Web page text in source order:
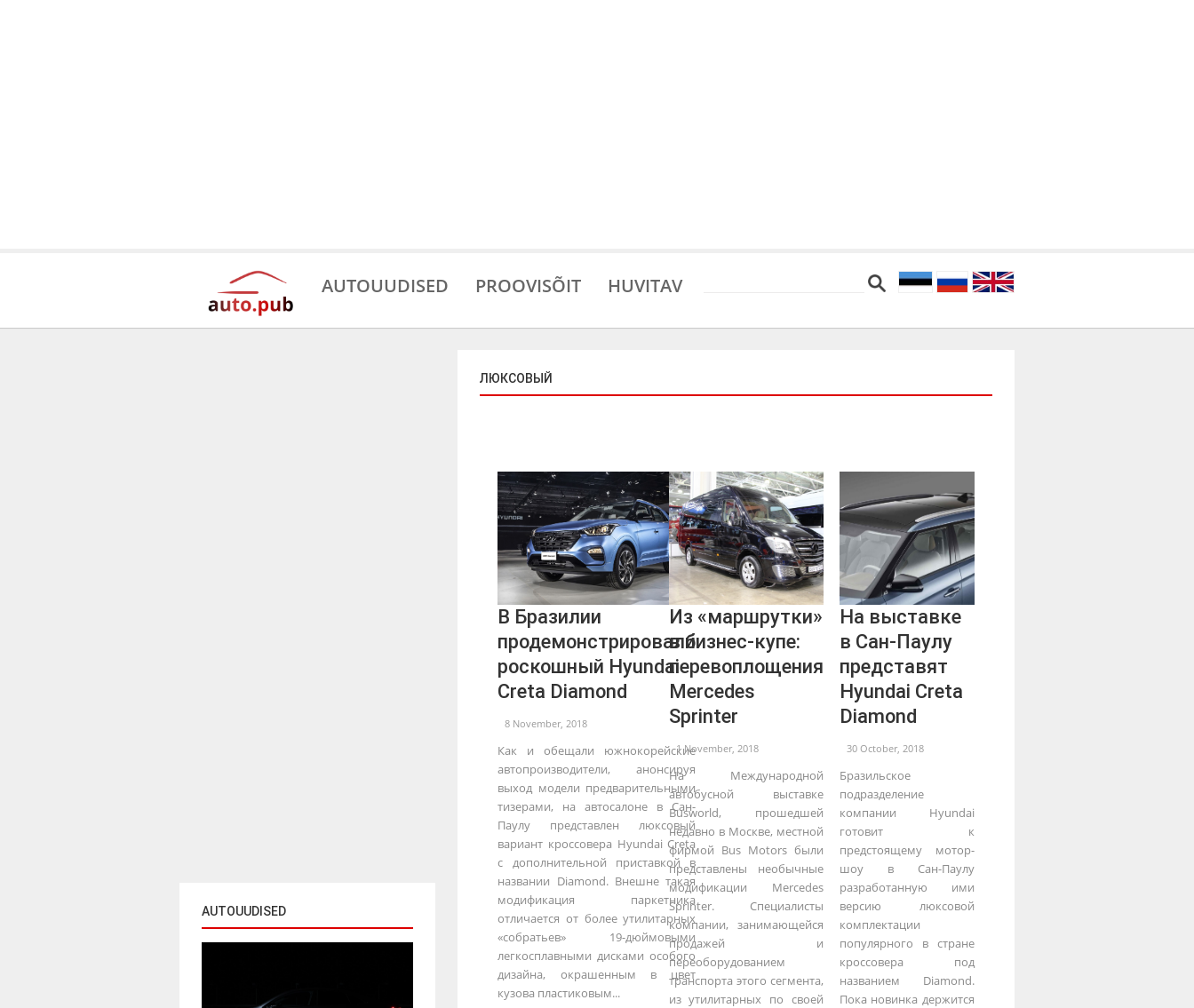
AUTOUUDISED PROOVISÕIT HUVITAV
AUTOUUDISED
ЛЮКСОВЫЙ
В Бразилии
продемонстрировали
роскошный Hyundai
Creta Diamond
8 November, 2018
Как и обещали южнокорейские
автопроизводители, анонсируя
выход модели предварительными
тизерами, на автосалоне в Сан-
Паулу представлен люксовый
вариант кроссовера Hyundai Creta
с дополнительной приставкой в
названии Diamond. Внешне такая
модификация паркетника
отличается от более утилитарных
«собратьев» 19-дюймовыми
легкосплавными дисками особого
дизайна, окрашенным в цвет
кузова пластиковым...
Из «маршрутки»
в бизнес-купе:
перевоплощения
Mercedes
Sprinter
1 November, 2018
На Международной
автобусной выставке
Busworld, прошедшей
недавно в Москве, местной
фирмой Bus Motors были
представлены необычные
модификации Mercedes
Sprinter. Специалисты
компании, занимающейся
продажей и
переоборудованием
транспорта этого сегмента,
из утилитарных по своей
На выставке
в Сан-Паулу
представят
Hyundai Creta
Diamond
30 October, 2018
Бразильское
подразделение
компании Hyundai
готовит к
предстоящему мотор-
шоу в Сан-Паулу
разработанную ими
версию люксовой
комплектации
популярного в стране
кроссовера под
названием Diamond.
Пока новинка держится